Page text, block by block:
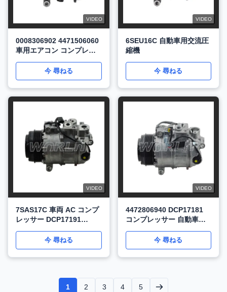
VIDEO
0008306902 4471506060
車用エアコン コンプレッ
S600/S65AMG W222
WXMB058
今 尋ねる
VIDEO
6SEU16C 自動車用交流圧
縮機
今 尋ねる
VIDEO
7SAS17C 車両 AC コンプ
レッサー DCP17191
A0008303202 ベンツ用
C/E/GLC ヴィト用 スプリ
ンター用 W477 WXMB051
今 尋ねる
VIDEO
4472806940 DCP17181
コンプレッサー 自動車エ
アコン ベンツ用
ML350/GLE W166/X166
WXMB050
今 尋ねる
1 2 3 4 5